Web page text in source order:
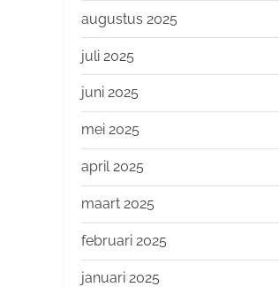
augustus 2025
juli 2025
juni 2025
mei 2025
april 2025
maart 2025
februari 2025
januari 2025